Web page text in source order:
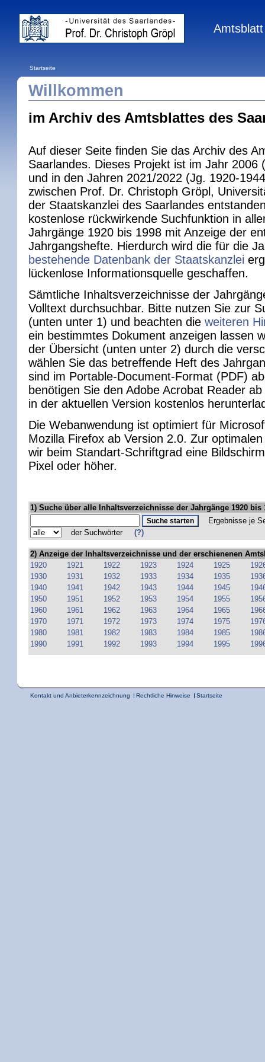
Amtsblatt
Startseite
Willkommen
im Archiv des Amtsblattes des
Auf dieser Seite finden Sie das Archiv des
Saarlandes. Dieses Projekt ist im Jahr 2006
und in den Jahren 2021/2022 (Jg. 1920-
zwischen Prof. Dr. Christoph Gröpl,
der Staatskanzlei des Saarlandes
kostenlose rückwirkende Suchfunktion in
Jahrgänge 1920 bis 1998 mit Anzeige der
Jahrgangshefte. Hierdurch wird die für die
bestehende Datenbank der Staatskanzlei
lückenlose Informationsquelle geschaffen.
Sämtliche Inhaltsverzeichnisse der
Volltext durchsuchbar. Bitte nutzen Sie zur
(unten unter 1) und beachten die weiteren
ein bestimmtes Dokument anzeigen lassen
der Übersicht (unten unter 2) durch die
wählen Sie das betreffende Heft des
sind im Portable-Document-Format (PDF)
benötigen Sie den Adobe Acrobat Reader
in der aktuellen Version kostenlos
Die Webanwendung ist optimiert für
Mozilla Firefox ab Version 2.0. Zur
wir beim Standart-Schriftgrad eine
Pixel oder höher.
1) Suche über alle Inhaltsverzeichnisse der Jahrgänge 1920 bis
Ergebnisse je
der Suchwörter(?)
2) Anzeige der Inhaltsverzeichnisse und der erschienenen
1920
1921 1922 1923 1924 1925
1930
1931 1932 1933 1934 1935
1940
1941 1942 1943 1944 1945
1950
1951 1952 1953 1954 1955
1960
1961 1962 1963 1964 1965
1970
1971 1972 1973 1974 1975
1980
1981 1982 1983 1984 1985
1990
1991 1992 1993 1994 1995
Kontakt und Anbieterkennzeichnung Rechtliche Hinweise Startseite